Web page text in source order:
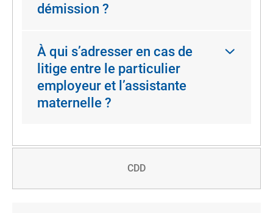
démission ?
À qui s’adresser en cas de
litige entre le particulier
employeur et l’assistante
maternelle ?
CDD